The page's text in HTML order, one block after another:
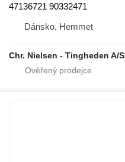
47136721 90332471
Dánsko, Hemmet
Chr. Nielsen - Tingheden A/S